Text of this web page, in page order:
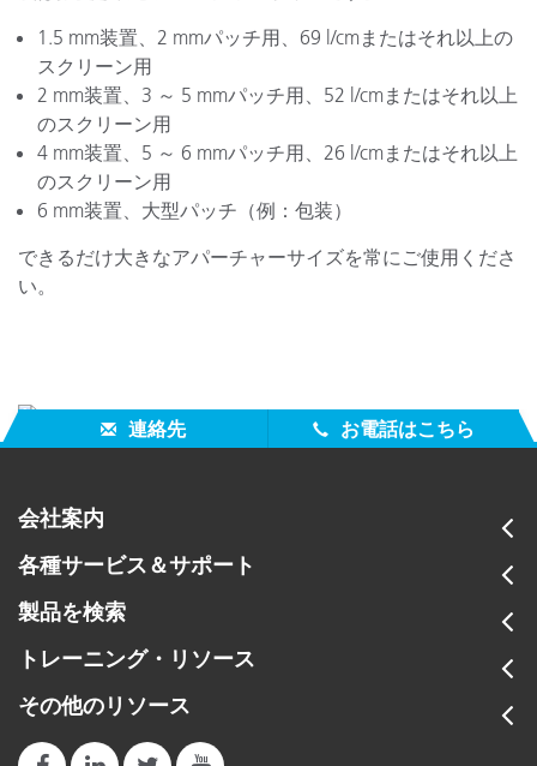
1.5 mm装置、2 mmパッチ用、69 l/cmまたはそれ以上の
スクリーン用
2 mm装置、3 ～ 5 mmパッチ用、52 l/cmまたはそれ以上
のスクリーン用
4 mm装置、5 ～ 6 mmパッチ用、26 l/cmまたはそれ以上
のスクリーン用
6 mm装置、大型パッチ（例：包装）
できるだけ大きなアパーチャーサイズを常にご使用くださ
い。
連絡先 お電話はこちら
会社案内
各種サービス＆サポート
製品を検索
トレーニング・リソース
その他のリソース